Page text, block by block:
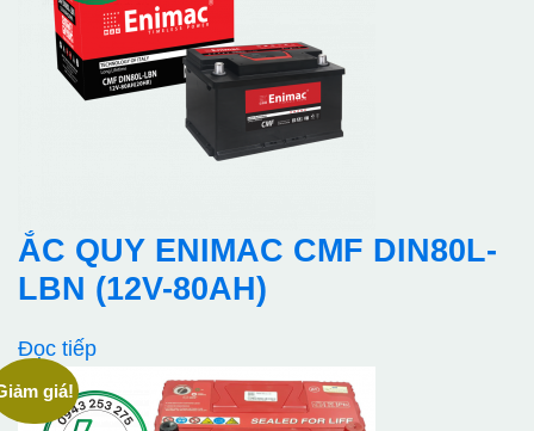
ẮC QUY ENIMAC CMF DIN80L-
LBN (12V-80AH)
Đọc tiếp
giá!